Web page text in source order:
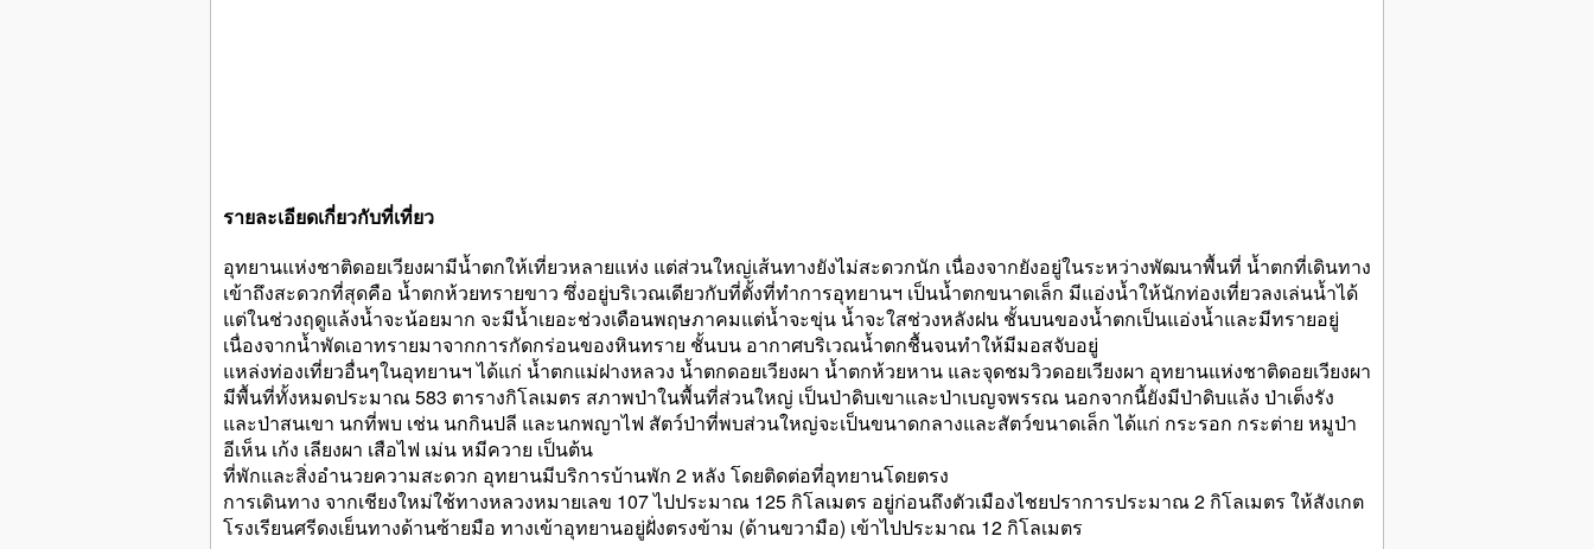
รายละเอียดเกี่ยวกับที่เที่ยว
อุทยานแห่งชาติดอยเวียงผามีน้ำตกให้เที่ยวหลายแห่ง แต่ส่วนใหญ่เส้นทางยังไม่สะดวกนัก เนื่องจากยังอยู่ในระหว่างพัฒนาพื้นที่ น้ำตกที่เดินทาง
เข้าถึงสะดวกที่สุดคือ น้ำตกห้วยทรายขาว ซึ่งอยู่บริเวณเดียวกับที่ตั้งที่ทำการอุทยานฯ เป็นน้ำตกขนาดเล็ก มีแอ่งน้ำให้นักท่องเที่ยวลงเล่นน้ำได้
แต่ในช่วงฤดูแล้งน้ำจะน้อยมาก จะมีน้ำเยอะช่วงเดือนพฤษภาคมแต่น้ำจะขุ่น น้ำจะใสช่วงหลังฝน ชั้นบนของน้ำตกเป็นแอ่งน้ำและมีทรายอยู่
เนื่องจากน้ำพัดเอาทรายมาจากการกัดกร่อนของหินทราย ชั้นบน อากาศบริเวณน้ำตกชื้นจนทำให้มีมอสจับอยู่
แหล่งท่องเที่ยวอื่นๆในอุทยานฯ ได้แก่ น้ำตกแม่ฝางหลวง น้ำตกดอยเวียงผา น้ำตกห้วยหาน และจุดชมวิวดอยเวียงผา อุทยานแห่งชาติดอยเวียงผา
มีพื้นที่ทั้งหมดประมาณ 583 ตารางกิโลเมตร สภาพป่าในพื้นที่ส่วนใหญ่ เป็นป่าดิบเขาและป่าเบญจพรรณ นอกจากนี้ยังมีป่าดิบแล้ง ป่าเต็งรัง
และป่าสนเขา นกที่พบ เช่น นกกินปลี และนกพญาไฟ สัตว์ป่าที่พบส่วนใหญ่จะเป็นขนาดกลางและสัตว์ขนาดเล็ก ได้แก่ กระรอก กระต่าย หมูป่า
อีเห็น เก้ง เลียงผา เสือไฟ เม่น หมีควาย เป็นต้น
ที่พักและสิ่งอำนวยความสะดวก อุทยานมีบริการบ้านพัก 2 หลัง โดยติดต่อที่อุทยานโดยตรง
การเดินทาง จากเชียงใหม่ใช้ทางหลวงหมายเลข 107 ไปประมาณ 125 กิโลเมตร อยู่ก่อนถึงตัวเมืองไชยปราการประมาณ 2 กิโลเมตร ให้สังเกต
โรงเรียนศรีดงเย็นทางด้านซ้ายมือ ทางเข้าอุทยานอยู่ฝั่งตรงข้าม (ด้านขวามือ) เข้าไปประมาณ 12 กิโลเมตร